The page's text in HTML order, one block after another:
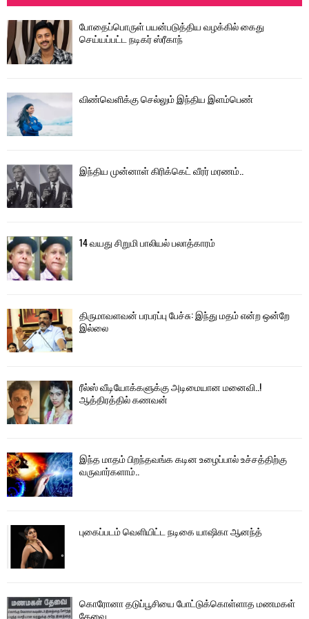
h
f
o
:
போதைப்பொருள் பயன்படுத்திய வழக்கில் கைது
செய்யப்பட்ட நடிகர் ஸ்ரீகாந்
விண்வெளிக்கு செல்லும் இந்திய இளம்பெண்
இந்திய முன்னாள் கிரிக்கெட் வீரர் மரணம்..
14 வயது சிறுமி பாலியல் பலாத்காரம்
திருமாவளவன் பரபரப்பு பேச்சு: இந்து மதம் என்ற ஒன்றே
இல்லை
ரீல்ஸ் வீடியோக்களுக்கு அடிமையான மனைவி..!
ஆத்திரத்தில் கணவன்
இந்த மாதம் பிறந்தவங்க கடின உழைப்பால் உச்சத்திற்கு
வருவார்களாம்..
புகைப்படம் வெளியிட்ட நடிகை யாஷிகா ஆனந்த்
கொரோனா தடுப்பூசியை போட்டுக்கொள்ளாத மணமகள்
தேவை